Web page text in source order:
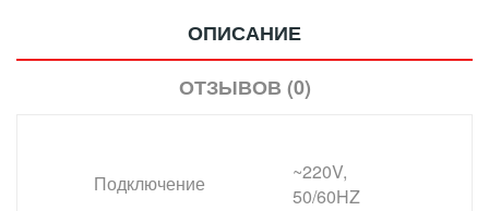
ОПИСАНИЕ
ОТЗЫВОВ (0)
Подключение
~220V,
50/60HZ